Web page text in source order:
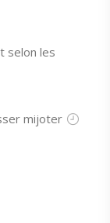
selon les
mijoter